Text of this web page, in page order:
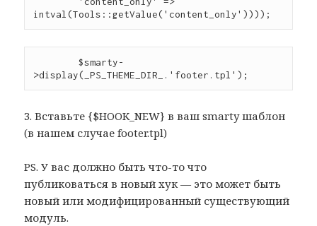
intval(Tools::getValue('content_only'))));
        $smarty-
>display(_PS_THEME_DIR_.'footer.tpl');
3. Вставьте {$HOOK_NEW} в ваш smarty шаблон
(в нашем случае footer.tpl)
PS. У вас должно быть что-то что
публиковаться в новый хук — это может быть
новый или модифицированный существующий
модуль.